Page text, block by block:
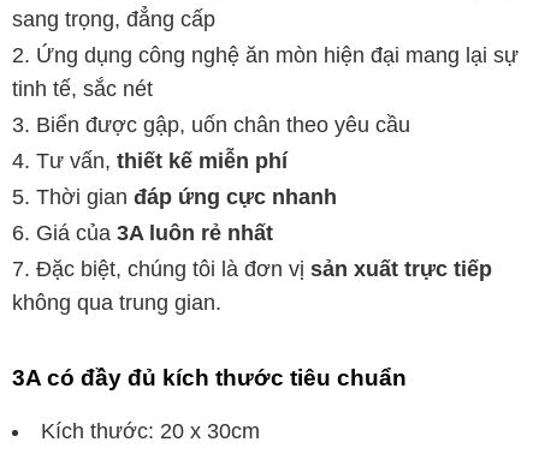
sang trọng, đẳng cấp
Ứng dụng công nghệ ăn mòn hiện đại mang lại sự
tinh tế, sắc nét
Biển được gập, uốn chân theo yêu cầu
Tư vấn, thiết kế miễn phí
Thời gian đáp ứng cực nhanh
Giá của 3A luôn rẻ nhất
Đặc biệt, chúng tôi là đơn vị sản xuất trực tiếp
không qua trung gian.
3A có đầy đủ kích thước tiêu chuẩn
Kích thước: 20 x 30cm